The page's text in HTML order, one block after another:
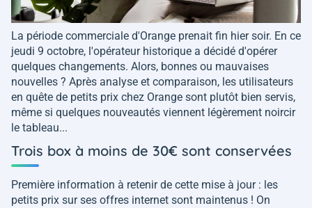
La période commerciale d'Orange prenait fin hier soir. En ce
jeudi 9 octobre, l'opérateur historique a décidé d'opérer
quelques changements. Alors, bonnes ou mauvaises
nouvelles ? Après analyse et comparaison, les utilisateurs
en quête de petits prix chez Orange sont plutôt bien servis,
même si quelques nouveautés viennent légèrement noircir
le tableau...
Trois box à moins de 30€ sont conservées
Première information à retenir de cette mise à jour : les
petits prix sur ses offres internet sont maintenus ! On